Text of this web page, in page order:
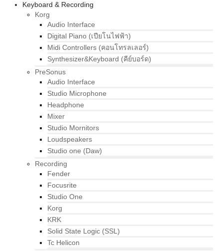
Keyboard & Recording
Korg
Audio Interface
Digital Piano (เปียโนไฟฟ้า)
Midi Controllers (คอนโทรลเลอร์)
Synthesizer&Keyboard (คีย์บอร์ด)
PreSonus
Audio Interface
Studio Microphone
Headphone
Mixer
Studio Mornitors
Loudspeakers
Studio one (Daw)
Recording
Fender
Focusrite
Studio One
Korg
KRK
Solid State Logic (SSL)
Tc Helicon